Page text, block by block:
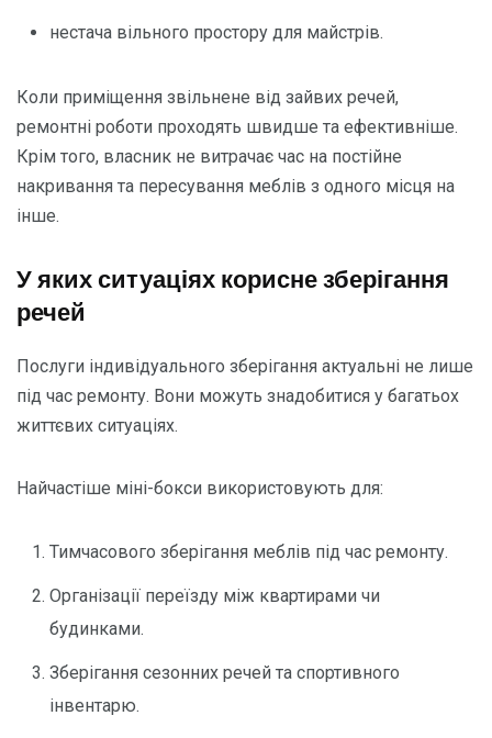
нестача вільного простору для майстрів.
Коли приміщення звільнене від зайвих речей,
ремонтні роботи проходять швидше та ефективніше.
Крім того, власник не витрачає час на постійне
накривання та пересування меблів з одного місця на
інше.
У яких ситуаціях корисне зберігання
речей
Послуги індивідуального зберігання актуальні не лише
під час ремонту. Вони можуть знадобитися у багатьох
життєвих ситуаціях.
Найчастіше міні-бокси використовують для:
Тимчасового зберігання меблів під час ремонту.
Організації переїзду між квартирами чи
будинками.
Зберігання сезонних речей та спортивного
інвентарю.